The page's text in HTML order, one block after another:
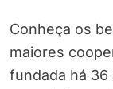
Conheça os
maiores
fundada há 36